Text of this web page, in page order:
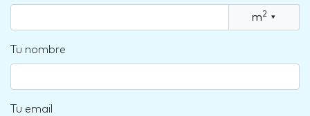
m2 ▾
Tu nombre
Tu email